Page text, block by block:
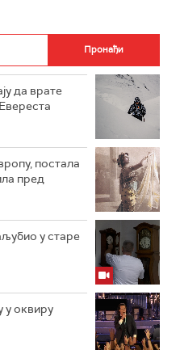
да врате
постала
пред
у старе
у оквиру